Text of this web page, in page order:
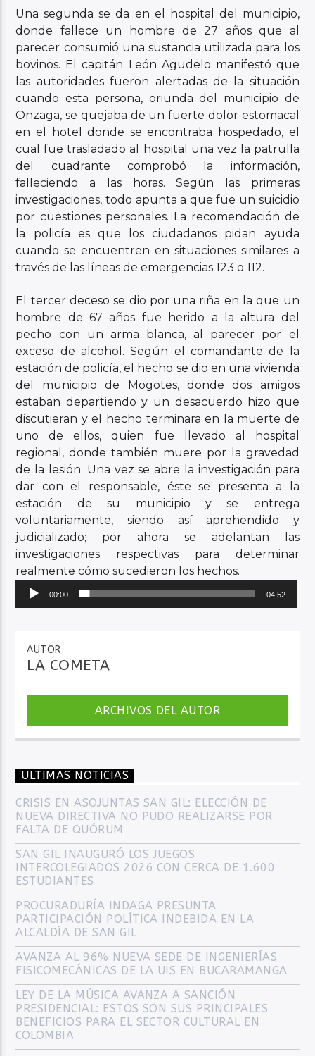
Una segunda se da en el hospital del municipio,
donde fallece un hombre de 27 años que al
parecer consumió una sustancia utilizada para los
bovinos. El capitán León Agudelo manifestó que
las autoridades fueron alertadas de la situación
cuando esta persona, oriunda del municipio de
Onzaga, se quejaba de un fuerte dolor estomacal
en el hotel donde se encontraba hospedado, el
cual fue trasladado al hospital una vez la patrulla
del cuadrante comprobó la información,
falleciendo a las horas. Según las primeras
investigaciones, todo apunta a que fue un suicidio
por cuestiones personales. La recomendación de
la policía es que los ciudadanos pidan ayuda
cuando se encuentren en situaciones similares a
través de las líneas de emergencias 123 o 112.
El tercer deceso se dio por una riña en la que un
hombre de 67 años fue herido a la altura del
pecho con un arma blanca, al parecer por el
exceso de alcohol. Según el comandante de la
estación de policía, el hecho se dio en una vivienda
del municipio de Mogotes, donde dos amigos
estaban departiendo y un desacuerdo hizo que
discutieran y el hecho terminara en la muerte de
uno de ellos, quien fue llevado al hospital
regional, donde también muere por la gravedad
de la lesión. Una vez se abre la investigación para
dar con el responsable, éste se presenta a la
estación de su municipio y se entrega
voluntariamente, siendo así aprehendido y
judicializado; por ahora se adelantan las
investigaciones respectivas para determinar
realmente cómo sucedieron los hechos.
Reproductor
00:00 04:52
AUTOR
LA COMETA
ARCHIVOS DEL AUTOR
ULTIMAS NOTICIAS
CRISIS EN ASOJUNTAS SAN GIL: ELECCIÓN DE
NUEVA DIRECTIVA NO PUDO REALIZARSE POR
FALTA DE QUÓRUM
SAN GIL INAUGURÓ LOS JUEGOS
INTERCOLEGIADOS 2026 CON CERCA DE 1.600
ESTUDIANTES
PROCURADURÍA INDAGA PRESUNTA
PARTICIPACIÓN POLÍTICA INDEBIDA EN LA
ALCALDÍA DE SAN GIL
AVANZA AL 96% NUEVA SEDE DE INGENIERÍAS
FISICOMECÁNICAS DE LA UIS EN BUCARAMANGA
LEY DE LA MÚSICA AVANZA A SANCIÓN
PRESIDENCIAL: ESTOS SON SUS PRINCIPALES
BENEFICIOS PARA EL SECTOR CULTURAL EN
COLOMBIA